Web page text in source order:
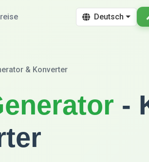
Deutsch
& Konverter
-